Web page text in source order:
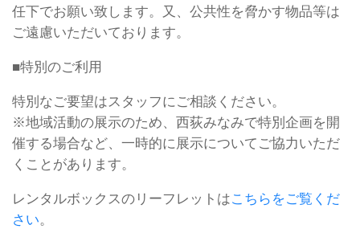
任下でお願い致します。又、公共性を脅かす物品等は
ご遠慮いただいております。
■特別のご利用
特別なご要望はスタッフにご相談ください。
※地域活動の展示のため、西荻みなみで特別企画を開
催する場合など、一時的に展示についてご協力いただ
くことがあります。
レンタルボックスのリーフレットはこちらをご覧くだ
さい。